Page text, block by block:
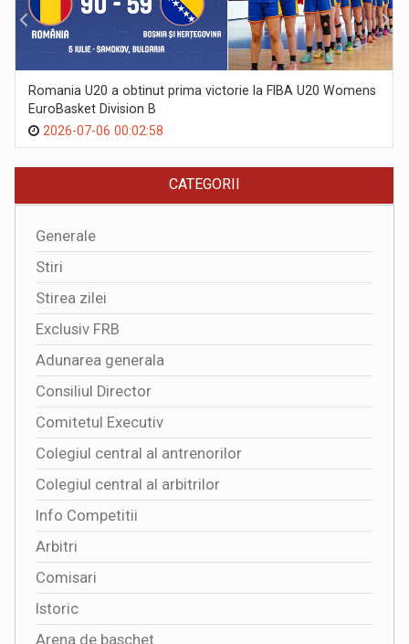
Romania U20 a obtinut prima victorie la FIBA U20 Womens
EuroBasket Division B
2026-07-06 00:02:58
CATEGORII
Generale
Stiri
Stirea zilei
Exclusiv FRB
Adunarea generala
Consiliul Director
Comitetul Executiv
Colegiul central al antrenorilor
Colegiul central al arbitrilor
Info Competitii
Arbitri
Comisari
Istoric
Arena de baschet